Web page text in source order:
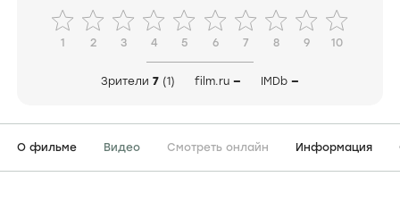
1 2 3 4 5 6 7 8 9 10
Зрители 7 (1) film.ru — IMDb —
О фильме Видео Смотреть онлайн Информация